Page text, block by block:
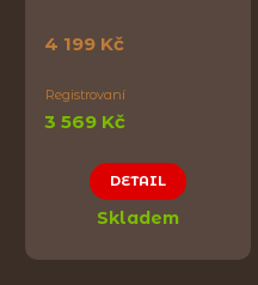
4 199 Kč
Registrovaní
3 569 Kč
DETAIL
Skladem